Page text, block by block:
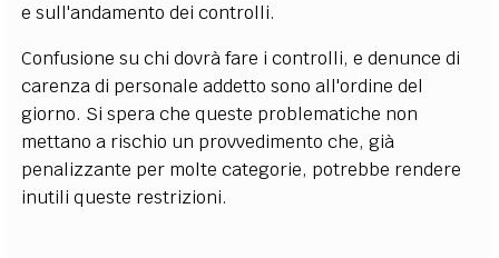
e sull'andamento dei controlli.
Confusione su chi dovrà fare i controlli, e denunce di
carenza di personale addetto sono all'ordine del
giorno. Si spera che queste problematiche non
mettano a rischio un provvedimento che, già
penalizzante per molte categorie, potrebbe rendere
inutili queste restrizioni.